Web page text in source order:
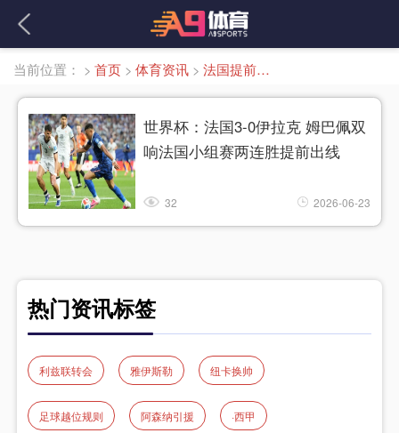
当前位置： > 首页 > 体育资讯 > 法国提前出线
世界杯：法国3-0伊拉克 姆巴佩双
响法国小组赛两连胜提前出线
32 2026-06-23
热门资讯标签
利兹联转会 雅伊斯勒 纽卡换帅
足球越位规则 阿森纳引援 ·西甲